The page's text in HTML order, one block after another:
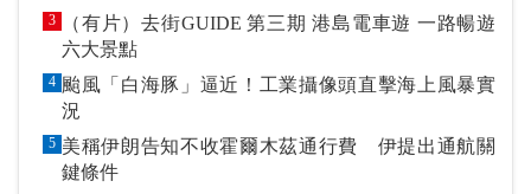
3
（有片）去街GUIDE 第三期 港島電車遊 一路暢遊
六大景點
4 颱風「白海豚」逼近！工業攝像頭直擊海上風暴實
況
5 美稱伊朗告知不收霍爾木茲通行費 伊提出通航關
鍵條件